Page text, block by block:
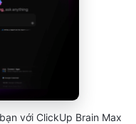
với ClickUp Brain Max